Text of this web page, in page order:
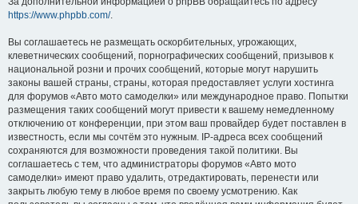
https://www.phpbb.com/.
Вы соглашаетесь не размещать оскорбительных, угрожающих,
клеветнических сообщений, порнографических сообщений, призывов к
национальной розни и прочих сообщений, которые могут нарушить
законы вашей страны, страны, которая предоставляет услуги хостинга
для форумов «Авто мото самоделки» или международное право. Попытки
размещения таких сообщений могут привести к вашему немедленному
отключению от конференции, при этом ваш провайдер будет поставлен в
известность, если мы сочтём это нужным. IP-адреса всех сообщений
сохраняются для возможности проведения такой политики. Вы
соглашаетесь с тем, что администраторы форумов «Авто мото
самоделки» имеют право удалить, отредактировать, перенести или
закрыть любую тему в любое время по своему усмотрению. Как